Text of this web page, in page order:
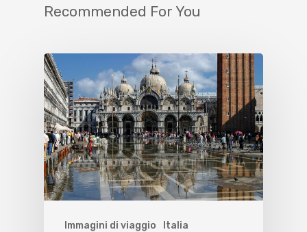
Recommended For You
Immagini di viaggio Italia